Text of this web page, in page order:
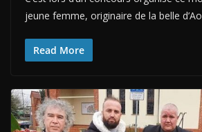
jeune femme, originaire de la belle
Read More